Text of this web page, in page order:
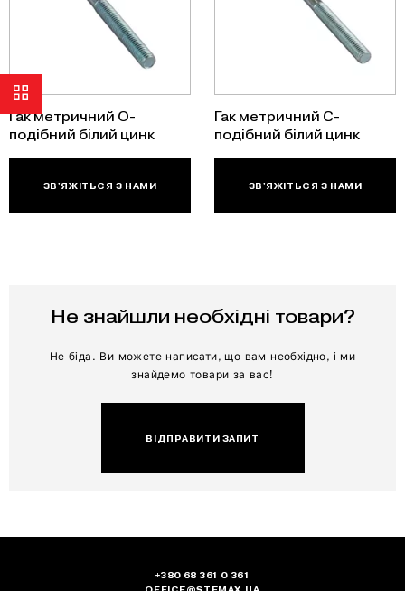
Категорії
КРІПЛЕННЯ ТА ОСНАЩЕННЯ
БОЛТИ
ГВИНТИ
Гак метричний O-
подібний білий цинк
ЗВ'ЯЖІТЬСЯ З НАМИ
Гак метричний C-
подібний білий цинк
ЗВ'ЯЖІТЬСЯ З НАМИ
Не знайшли необхідні товари?
Не біда. Ви можете написати, що вам необхідно, і ми
знайдемо товари за вас!
ВІДПРАВИТИ ЗАПИТ
+380 68 361 0 361